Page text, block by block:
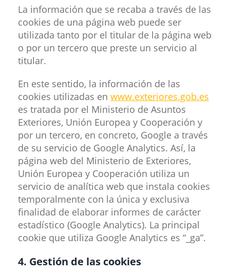
La información que se recaba a través de las
cookies de una página web puede ser
utilizada tanto por el titular de la página web
o por un tercero que preste un servicio al
titular.
En este sentido, la información de las
cookies utilizadas en www.exteriores.gob.es
es tratada por el Ministerio de Asuntos
Exteriores, Unión Europea y Cooperación y
por un tercero, en concreto, Google a través
de su servicio de Google Analytics. Así, la
página web del Ministerio de Exteriores,
Unión Europea y Cooperación utiliza un
servicio de analítica web que instala cookies
temporalmente con la única y exclusiva
finalidad de elaborar informes de carácter
estadístico (Google Analytics). La principal
cookie que utiliza Google Analytics es “_ga”.
4. Gestión de las cookies